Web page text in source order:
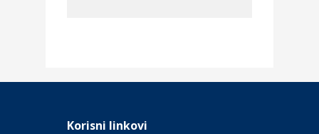
Daruvarske toplice – ljekovita
Korisni linkovi